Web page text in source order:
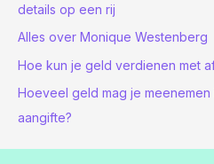
details op een rij
Alles over Monique Westenberg
Hoe kun je geld verdienen met
Hoeveel geld mag je
aangifte?